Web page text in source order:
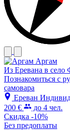
Аргам
Из Еревана в
Познакомиться с
самовара
Ереван
200 €
до 4 чел.
Скидка -10%
Без предоплаты